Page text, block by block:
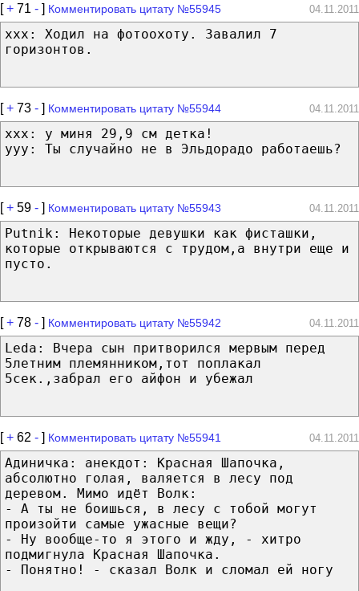
[+ 71 - ] Комментировать цитату №55945 04.11.2011
xxx: Ходил на фотоохоту. Завалил 7
горизонтов.
[+ 73 - ] Комментировать цитату №55944 04.11.2011
xxx: у миня 29,9 см детка!
yyy: Ты случайно не в Эльдорадо работаешь?
[+ 59 - ] Комментировать цитату №55943 04.11.2011
Putnik: Некоторые девушки как фисташки,
которые открываются с трудом,а внутри еще и
пусто.
[+ 78 - ] Комментировать цитату №55942 04.11.2011
Leda: Вчера сын притворился мервым перед
5летним племянником,тот поплакал
5сек.,забрал его айфон и убежал
[+ 62 - ] Комментировать цитату №55941 04.11.2011
Адиничка: анекдот: Красная Шапочка,
абсолютно голая, валяется в лесу под
деревом. Мимо идёт Волк:
- А ты не боишься, в лесу с тобой могут
произойти самые ужасные вещи?
- Ну вообще-то я этого и жду, - хитро
подмигнула Красная Шапочка.
- Понятно! - сказал Волк и сломал ей ногу